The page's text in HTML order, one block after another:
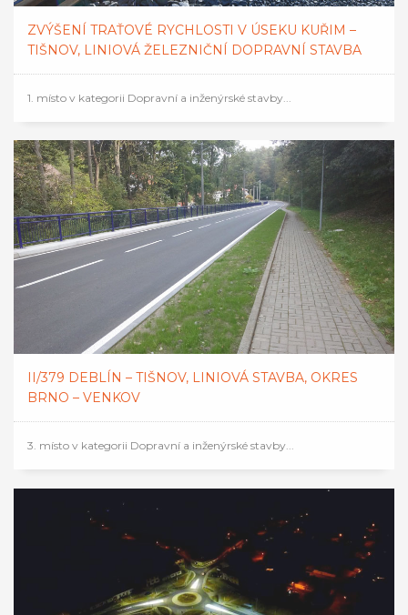
ZVÝŠENÍ TRAŤOVÉ RYCHLOSTI V ÚSEKU KUŘIM –
TIŠNOV, LINIOVÁ ŽELEZNIČNÍ DOPRAVNÍ STAVBA
1. místo v kategorii Dopravní a inženýrské stavby...
II/379 DEBLÍN – TIŠNOV, LINIOVÁ STAVBA, OKRES
BRNO – VENKOV
3. místo v kategorii Dopravní a inženýrské stavby...